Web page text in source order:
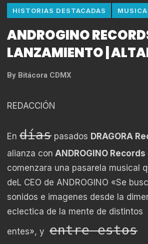
HISTORIAS DESTACADAS MUSICA
ANDROGINO
LANZAMIENTO |
By Bitácora CDMX
REDACCIÓN
En días pasados DRAGORA
alianza con ANDROGINO Records
comenzara una pasarela musical
deL CEO de ANDROGINO «Se
sonidos e imagenes desde la
eclectica de la mente de distintos
entes», y entre estos